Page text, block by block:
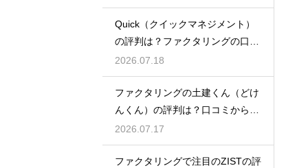
Quick（クイックマネジメント）
の評判は？ファクタリングの口コ
ミ検証
2026.07.18
ファクタリングの土建くん（どけ
んくん）の評判は？口コミから実
態を徹底解説
2026.07.17
ファクタリングで注目のZISTの評